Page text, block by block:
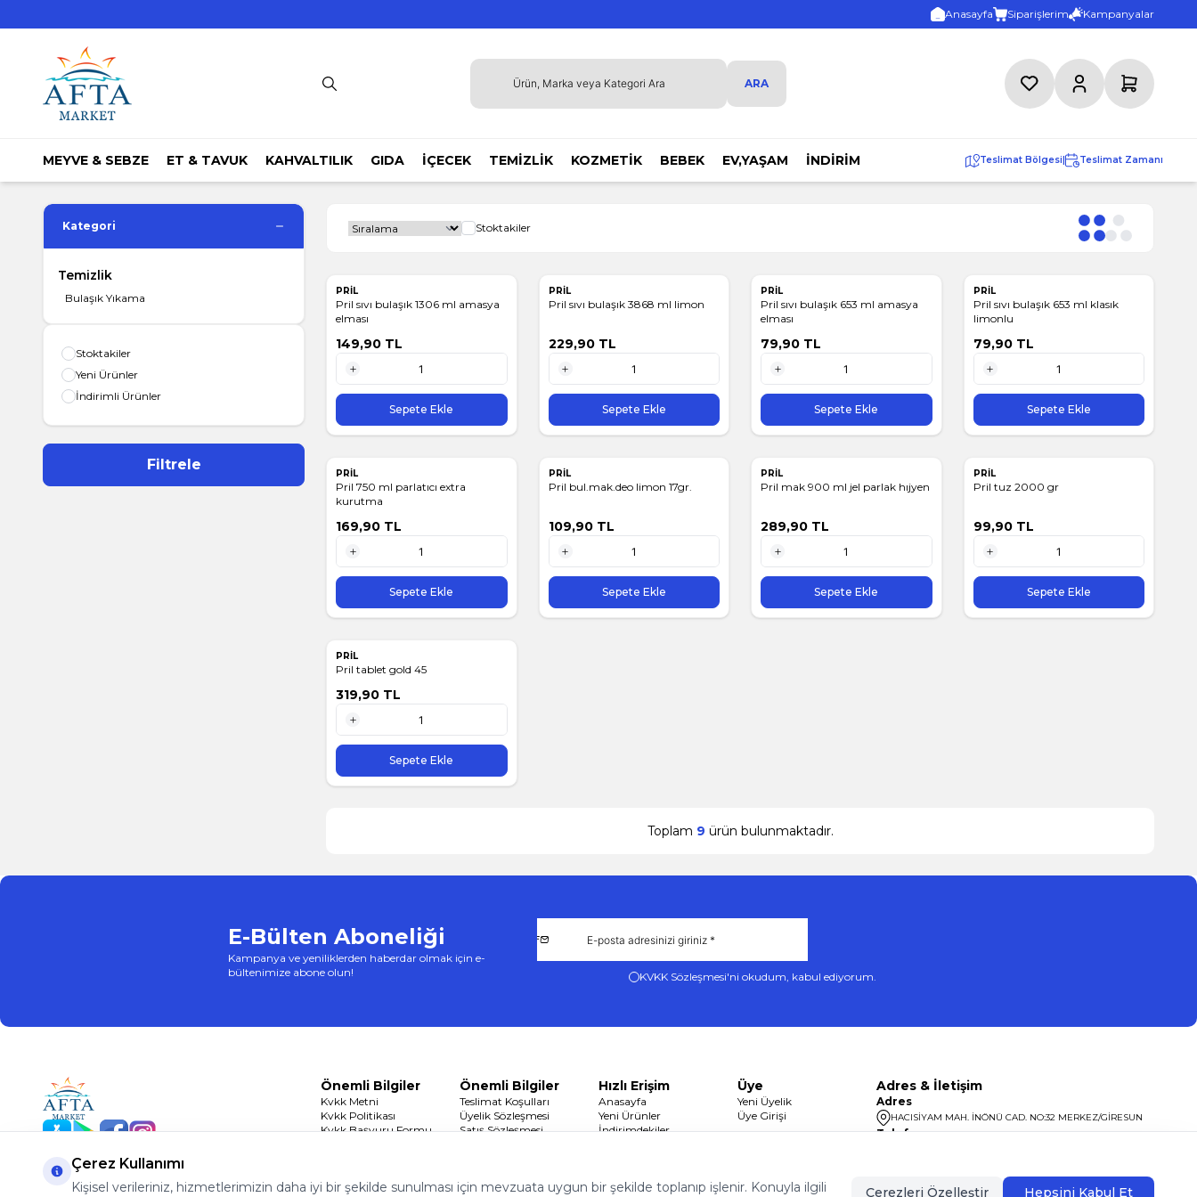
Anasayfa Siparişlerim Kampanyalar
ARA FavorilerimHesabım Sepetim
MEYVE & SEBZE ET & TAVUK KAHVALTILIK GIDA İÇECEK TEMİZLİK KOZMETİK BEBEK EV,YAŞAM İNDİRİM Teslimat Bölgesi| Teslimat Zamanı
Kategori
Temizlik
Bulaşık Yıkama
Stoktakiler
Yeni Ürünler
İndirimli Ürünler
Filtrele
Stoktakiler
PRİL
Pril sıvı bulaşık 1306 ml amasya
elması
149,90 TL
1 Adet
Sepete Ekle
PRİL
Pril sıvı bulaşık 3868 ml limon
229,90TL
1 Adet
Sepete Ekle
PRİL
Pril sıvı bulaşık 653 ml amasya
elması
79,90 TL
1 Adet
Sepete Ekle
PRİL
Pril sıvı bulaşık 653 ml klasık
limonlu
79,90TL
1 Adet
Sepete Ekle
PRİL
Pril 750 ml parlatıcı extra
kurutma
169,90 TL
1 Adet
Sepete Ekle
PRİL
Pril bul.mak.deo limon 17gr.
109,90TL
1 Adet
Sepete Ekle
PRİL
Pril mak 900 ml jel parlak hıjyen
289,90 TL
1 Adet
Sepete Ekle
PRİL
Pril tuz 2000 gr
99,90TL
1 Adet
Sepete Ekle
PRİL
Pril tablet gold 45
319,90 TL
1 Adet
Sepete Ekle
Toplam 9 ürün bulunmaktadır.
E-Bülten Aboneliği
Kampanya ve yeniliklerden haberdar olmak için e-
bültenimize abone olun!
KVKK Sözleşmesi'ni okudum, kabul ediyorum.
Önemli Bilgiler
Kvkk Metni
Kvkk Politikası
Kvkk Başvuru Formu
Önemli Bilgiler
Teslimat Koşulları
Üyelik Sözleşmesi
Satış Sözleşmesi
Hızlı Erişim
Anasayfa
Yeni Ürünler
İndirimdekiler
Üye
Yeni Üyelik
Üye Girişi
Adres & İletişim
Adres
HACISİYAM MAH. İNÖNÜ CAD. NO:32 MERKEZ/GİRESUN
Telefon
Çerez Kullanımı
Kişisel verileriniz, hizmetlerimizin daha iyi bir şekilde sunulması için mevzuata uygun bir şekilde toplanıp işlenir. Konuyla ilgili Çerezleri Özelleştir Hepsini Kabul Et